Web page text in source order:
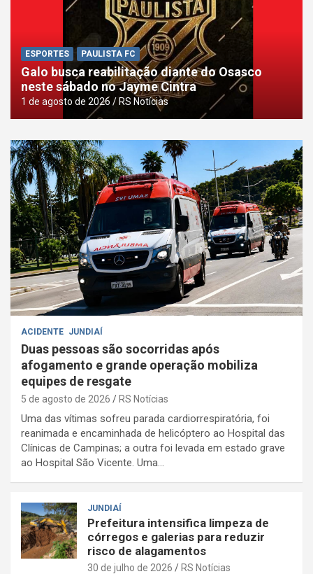
ESPORTES PAULISTA FC
Galo busca reabilitação diante do Osasco
neste sábado no Jayme Cintra
1 de agosto de 2026 RS Notícias
ACIDENTE JUNDIAÍ
Duas pessoas são socorridas após
afogamento e grande operação mobiliza
equipes de resgate
5 de agosto de 2026 RS Notícias
Uma das vítimas sofreu parada cardiorrespiratória, foi
reanimada e encaminhada de helicóptero ao Hospital das
Clínicas de Campinas; a outra foi levada em estado grave
ao Hospital São Vicente. Uma…
JUNDIAÍ
Prefeitura intensifica limpeza de
córregos e galerias para reduzir
risco de alagamentos
30 de julho de 2026 RS Notícias